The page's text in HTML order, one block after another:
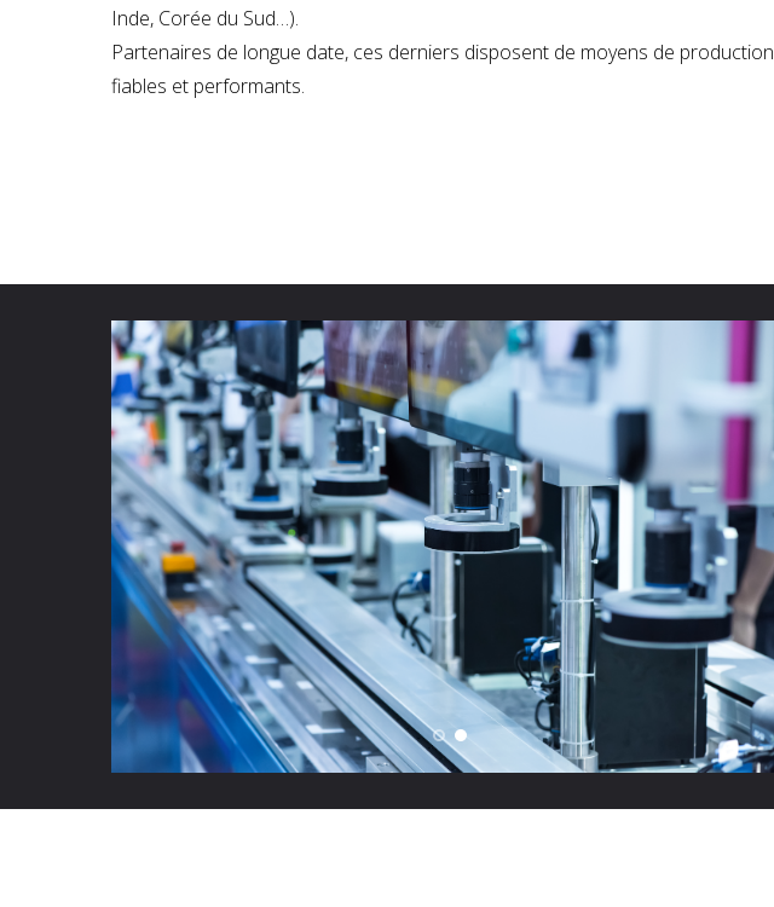
Inde, Corée du Sud…).
Partenaires de longue date, ces derniers disposent de moyens de production
fiables et performants.